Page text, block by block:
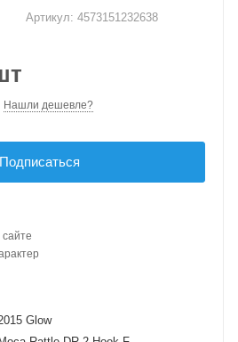
Артикул: 4573151232638
Нашли дешевле?
Подписаться
Glow